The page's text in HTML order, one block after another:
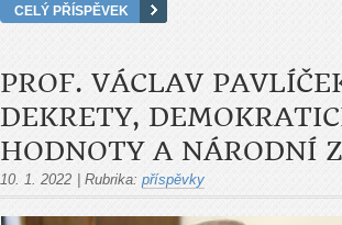
CELÝ PŘÍSPĚVEK
PROF. VÁCLAV
DEKRETY,
HODNOTY A NÁRODNÍ
10. 1. 2022 Rubrika: příspěvky